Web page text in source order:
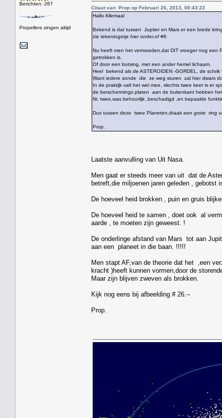
Berichten: 267
Propellers zingen altijd
Citaat van: Prop op Februari 26, 2013, 00:43:22
Hallo Allemaal
Bekend is dat tussen Jupiter en Mars er een brede
zie tekeningetje hier onder.of #6
Nu heeft men het vermoeden,dat DIT vroeger nog een
getrokken is.
Of door een botsing. met een ander hemel lichaam.
Heel bekend als de ASTEROIDEN -GORDEL, de schrik
Want iedere sonde die ze weg sturen zal hier dwars
In de praktijk valt het wel mee, slechts twee keer is er
de berschermings platen aan de buitenkant hebben
Nr. twee,was behoorlijk ,beschadigd ,en bepaalde
Dus tussen deze twee Planeten,draait een grote ring
Prop.
Laatste aanvulling van Uit Nasa.
Men gaat er steeds meer van uit dat de
betreft,die miljoenen jaren geleden , gebotst
De hoeveel heid brokken , puin en gruis
De hoeveel heid te samen , doet ook al
aarde , te moeten zijn geweest. !
De onderlinge afstand van Mars tot aan
aan een planeet in die baan. !!!!!
Men stapt AF,van de theorie dat het ,een
kracht )heeft kunnen vormen,door de
Maar zijn blijven zweven als brokken.
Kijk nog eens bij afbeelding # 26.--
Prop.